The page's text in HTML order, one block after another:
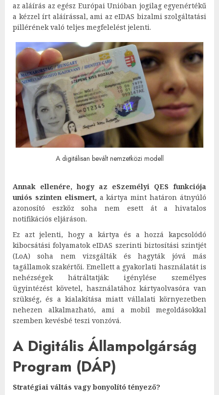
az aláírás az egész Európai Unióban jogilag egyenértékű
a kézzel írt aláírással, ami az eIDAS bizalmi szolgáltatási
pillérének való teljes megfelelést jelenti.
A digitálisan bevált nemzetközi modell
Annak ellenére, hogy az eSzemélyi QES funkciója
uniós szinten elismert, a kártya mint határon átnyúló
azonosító eszköz soha nem esett át a hivatalos
notifikációs eljáráson.
Ez azt jelenti, hogy a kártya és a hozzá kapcsolódó
kibocsátási folyamatok eIDAS szerinti biztosítási szintjét
(LoA) soha nem vizsgálták és hagyták jóvá más
tagállamok szakértői. Emellett a gyakorlati használatát is
nehézségek hátráltatják: igénylése személyes
ügyintézést követel, használatához kártyaolvasóra van
szükség, és a kialakítása miatt vállalati környezetben
nehezen alkalmazható, ami a mobil megoldásokkal
szemben kevésbé teszi vonzóvá.
A Digitális Állampolgárság
Program (DÁP)
Stratégiai váltás vagy bonyolító tényező?